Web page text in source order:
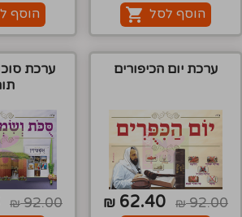
הוסף לסל הוסף
ערכת יום הכיפורים
92.00
₪
62.40
₪
ערכת
92.00
₪